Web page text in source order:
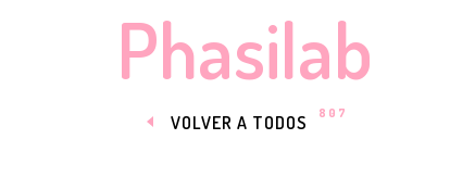
Phasilab
VOLVER A TODOS 807